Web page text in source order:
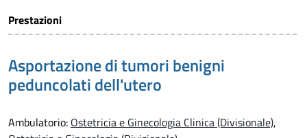
Prestazioni
Asportazione di tumori benigni
peduncolati dell'utero
Ambulatorio: Ostetricia e Ginecologia Clinica (Divisionale),